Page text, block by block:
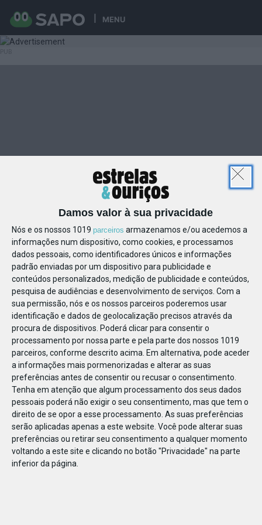
MENU
Damos valor à sua privacidade
Nós e os nossos 1019 parceiros armazenamos e/ou acedemos a
informações num dispositivo, como cookies, e processamos
dados pessoais, como identificadores únicos e informações
padrão enviadas por um dispositivo para publicidade e
conteúdos personalizados, medição de publicidade e conteúdos,
pesquisa de audiências e desenvolvimento de serviços. Com a
sua permissão, nós e os nossos parceiros poderemos usar
identificação e dados de geolocalização precisos através da
procura de dispositivos. Poderá clicar para consentir o
processamento por nossa parte e pela parte dos nossos 1019
parceiros, conforme descrito acima. Em alternativa, pode aceder
a informações mais pormenorizadas e alterar as suas
preferências antes de consentir ou recusar o consentimento.
Tenha em atenção que algum processamento dos seus dados
pessoais poderá não exigir o seu consentimento, mas que tem o
direito de se opor a esse processamento. As suas preferências
serão aplicadas apenas a este website. Você pode alterar suas
preferências ou retirar seu consentimento a qualquer momento
voltando a este site e clicando no botão "Privacidade" na parte
inferior da página.
25815340724286